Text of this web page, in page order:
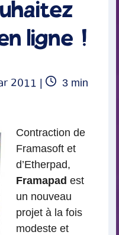
ligne !
2011
Temps
3min
Contraction de
Framasoft et
d’Etherpad,
Framapad est
un nouveau
projet à la fois
modeste et